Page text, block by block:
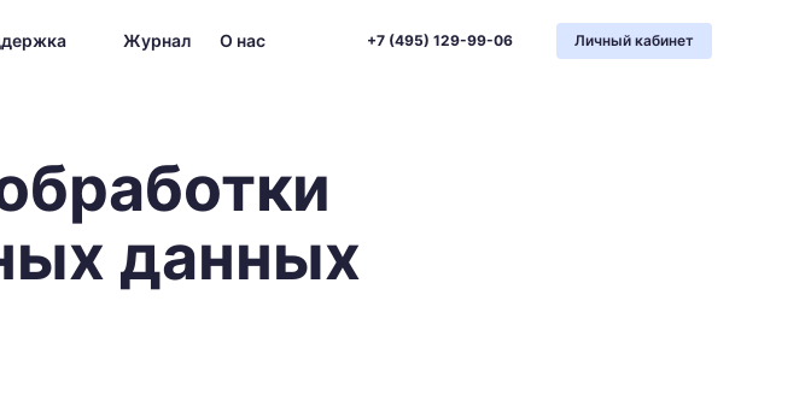
Журнал О нас +7 (495) 129-99-06 Личный кабинет
данных